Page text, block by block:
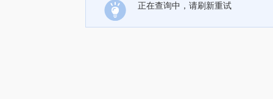
正在查询中，请刷新重试